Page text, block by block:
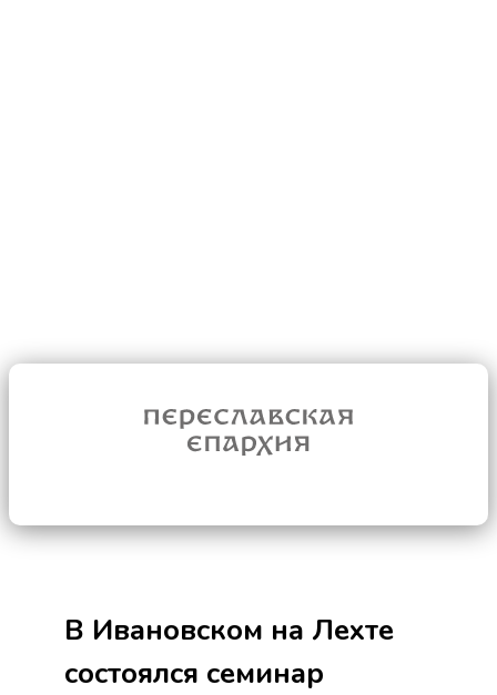
В Ивановском на Лехте
состоялся семинар